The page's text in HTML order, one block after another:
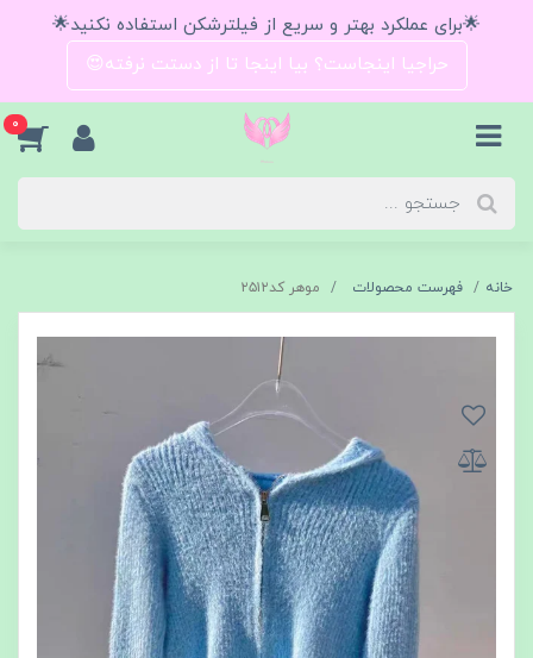
🌟برای عملکرد بهتر و سریع از فیلترشکن استفاده نکنید🌟
حراجیا اینجاست؟ بیا اینجا تا از دستت نرفته😍
0
خانه فهرست محصولات موهر کد۲۵۱۲